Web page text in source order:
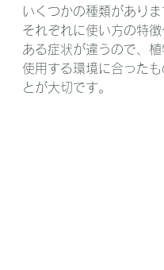
いくつかの種類がありま
それぞれに使い方の特
ある症状が違うので、
使用する環境に合ったも
とが大切です。